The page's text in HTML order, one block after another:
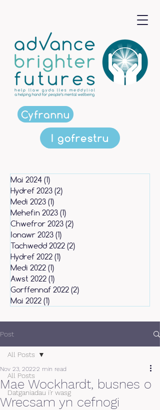
Cyfrannu
I gofrestru
Mai 2024 (1)
Hydref 2023 (2)
Medi 2023 (1)
Mehefin 2023 (1)
Chwefror 2023 (2)
Ionawr 2023 (1)
Tachwedd 2022 (2)
Hydref 2022 (1)
Medi 2022 (1)
Awst 2022 (1)
Gorffennaf 2022 (2)
Mai 2022 (1)
Post
All Posts
Datganiadau i'r wasg
All Posts
Mae Wockhardt, busnes o
Wrecsam yn cefnogi
Nov 23, 20222 min read